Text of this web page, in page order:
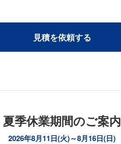
見積を依頼する
夏季休業期間のご案内
2026年8月11日(火)～8月16日(日)